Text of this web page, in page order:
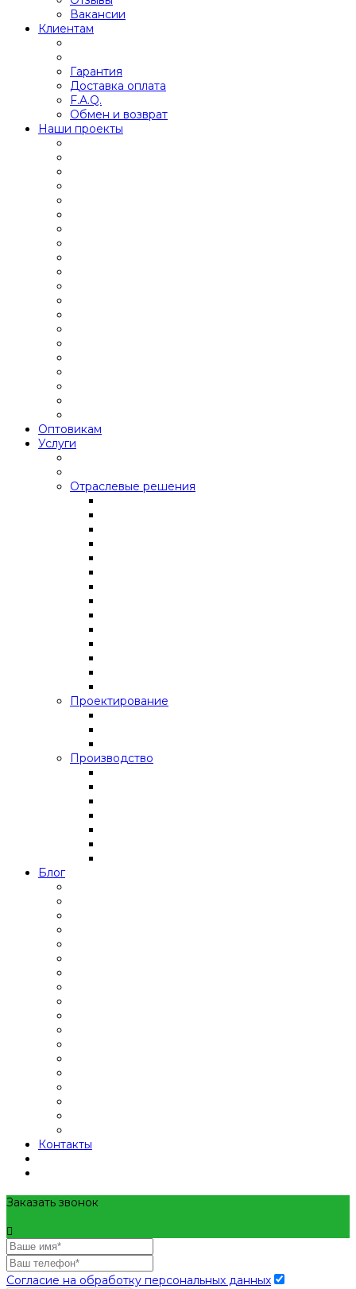
Вакансии
Клиентам
Гарантия
Доставка оплата
F.A.Q.
Обмен и возврат
Наши проекты
Оптовикам
Услуги
Отраслевые решения
Проектирование
Производство
Блог
Контакты
Заказать звонок
Согласие на обработку персональных данных